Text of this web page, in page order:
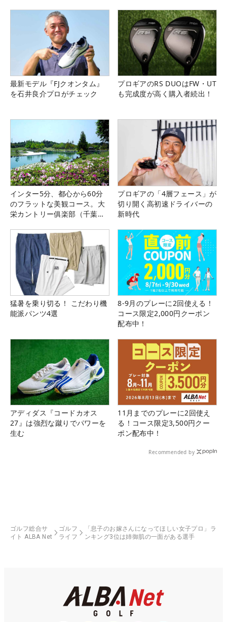
最新モデル『FJクオンタム』
を石井良介プロがチェック
プロギアのRS DUOはFW・UT
も完成度が高く購入者続出！
インター5分、都心から60分
のフラットな美観コース。大
栄カントリー俱楽部（千葉
プロギアの「4層フェース」が
切り開く高初速ドライバーの
新時代
猛暑を乗り切る！ こだわり機
能派パンツ4選
8-9月のプレーに2回使える！
コース限定2,000円クーポン
配布中！
アディダス『コードカオス
27』は強烈な蹴りでパワーを
生む
11月までのプレーに2回使え
る！コース限定3,500円クー
ポン配布中！
Recommended by
ゴルフ総合サ
イト ALBA Net
ゴルフ
ライフ
「息子のお嫁さんになってほしい女子プロ」ラ
ンキング3位は姉御肌の一面がある選手